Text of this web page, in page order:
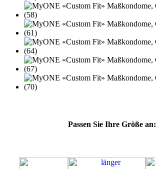
Passen Sie Ihre Größe an: